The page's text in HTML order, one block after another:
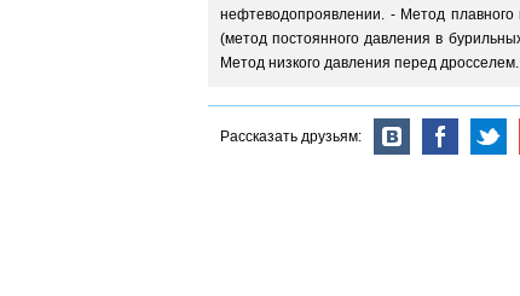
нефтеводопроявлении. - Метод плавного
(метод постоянного давления в
Метод низкого давления перед дросселем.
Рассказать друзьям: